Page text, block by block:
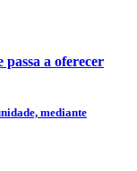
a oferecer
mediante